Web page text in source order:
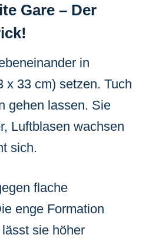
Gare – Der
in
x 33 cm) setzen. Tuch
gehen lassen. Sie
Luftblasen wachsen
sich.
flache
enge Formation
sie höher